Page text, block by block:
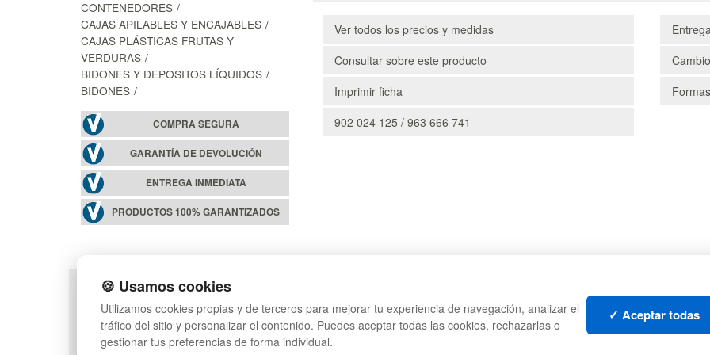
CONTENEDORES
CAJAS APILABLES Y ENCAJABLES
CAJAS PLÁSTICAS FRUTAS Y
VERDURAS
BIDONES Y DEPOSITOS LÍQUIDOS
BIDONES
COMPRA SEGURA
GARANTÍA DE DEVOLUCIÓN
ENTREGA INMEDIATA
PRODUCTOS 100% GARANTIZADOS
Ver todos los precios y medidas
Consultar sobre este producto
Imprimir ficha
902 024 125 / 963 666 741
POLÍTICA DE PRIVACIDAD
CONDICIONES DE USO
CAMBIOS Y DEVOLUCIONES
CONTACTO
PREGUNTAS FRECUENTES
INGRESA A TU CUENTA
ESTANTERÍAS
MANUTENCIÓN
🍪 Usamos cookies
Utilizamos cookies propias y de terceros para mejorar tu experiencia de navegación, analizar el
tráfico del sitio y personalizar el contenido. Puedes aceptar todas las cookies, rechazarlas o
gestionar tus preferencias de forma individual.
✓ Aceptar todas